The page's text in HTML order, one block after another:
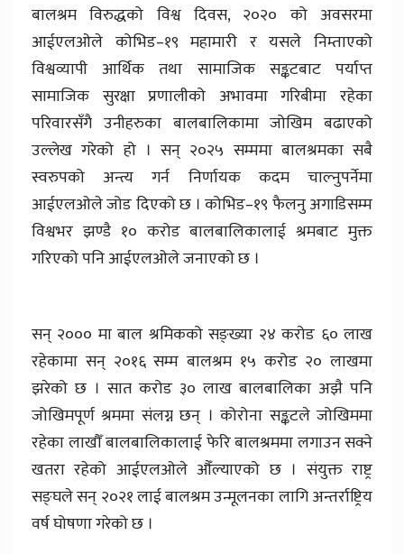
बालश्रम विरुद्धको विश्व दिवस, २०२० को अवसरमा
आईएलओले कोभिड–१९ महामारी र यसले निम्ताएको
विश्वव्यापी आर्थिक तथा सामाजिक सङ्कटबाट पर्याप्त
सामाजिक सुरक्षा प्रणालीको अभावमा गरिबीमा रहेका
परिवारसँगै उनीहरुका बालबालिकामा जोखिम बढाएको
उल्लेख गरेको हो । सन् २०२५ सम्ममा बालश्रमका सबै
स्वरुपको अन्त्य गर्न निर्णायक कदम चाल्नुपर्नेमा
आईएलओले जोड दिएको छ । कोभिड–१९ फैलनु अगाडिसम्म
विश्वभर झण्डै १० करोड बालबालिकालाई श्रमबाट मुक्त
गरिएको पनि आईएलओले जनाएको छ ।
सन् २००० मा बाल श्रमिकको सङ्ख्या २४ करोड ६० लाख
रहेकामा सन् २०१६ सम्म बालश्रम १५ करोड २० लाखमा
झरेको छ । सात करोड ३० लाख बालबालिका अझै पनि
जोखिमपूर्ण श्रममा संलग्न छन् । कोरोना सङ्कटले जोखिममा
रहेका लाखौँ बालबालिकालाई फेरि बालश्रममा लगाउन सक्ने
खतरा रहेको आईएलओले औँल्याएको छ । संयुक्त राष्ट्र
सङ्घले सन् २०२१ लाई बालश्रम उन्मूलनका लागि अन्तर्राष्ट्रिय
वर्ष घोषणा गरेको छ ।